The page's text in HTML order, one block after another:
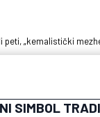
peti, „kemalistički
SIMBOL